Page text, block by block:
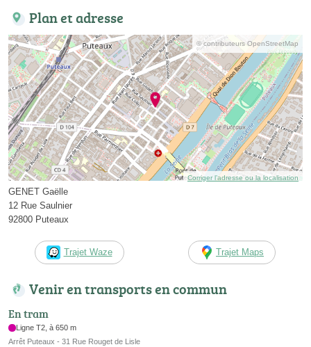
Plan et adresse
© contributeurs OpenStreetMap
Corriger l’adresse ou la localisation
GENET Gaëlle
12 Rue Saulnier
92800 Puteaux
Trajet Waze Trajet Maps
Venir en transports en commun
En tram
Ligne T2, à 650 m
Arrêt Puteaux - 31 Rue Rouget de Lisle